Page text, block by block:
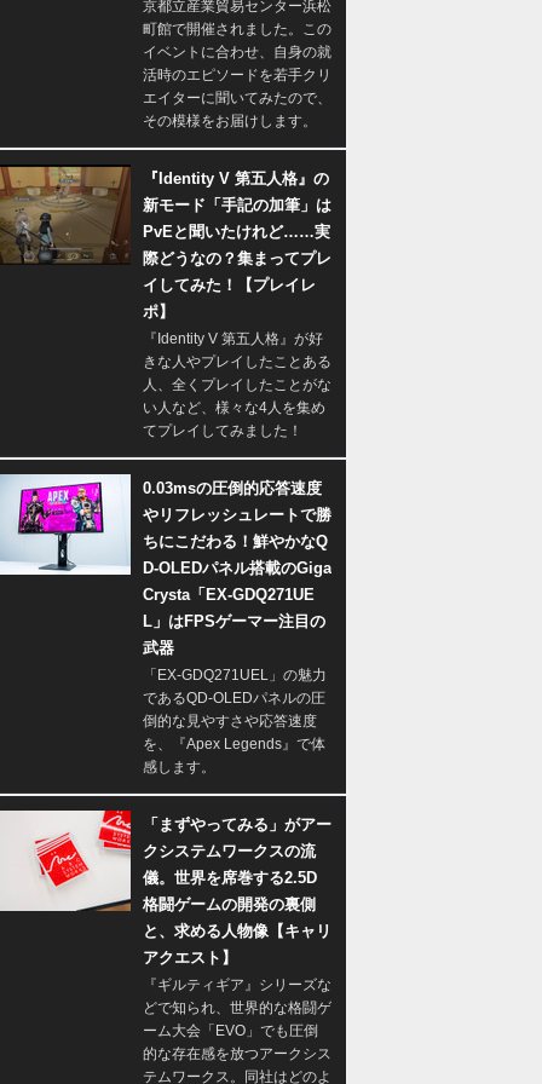
京都立産業貿易センター浜松
町館で開催されました。この
イベントに合わせ、自身の就
活時のエピソードを若手クリ
エイターに聞いてみたので、
その模様をお届けします。
『Identity V 第五人格』の
新モード「手記の加筆」は
PvEと聞いたけれど……実
際どうなの？集まってプレ
イしてみた！【プレイレ
ポ】
『Identity V 第五人格』が好
きな人やプレイしたことある
人、全くプレイしたことがな
い人など、様々な4人を集め
てプレイしてみました！
0.03msの圧倒的応答速度
やリフレッシュレートで勝
ちにこだわる！鮮やかなQ
D-OLEDパネル搭載のGiga
Crysta「EX-GDQ271UE
L」はFPSゲーマー注目の
武器
「EX-GDQ271UEL」の魅力
であるQD-OLEDパネルの圧
倒的な見やすさや応答速度
を、『Apex Legends』で体
感します。
「まずやってみる」がアー
クシステムワークスの流
儀。世界を席巻する2.5D
格闘ゲームの開発の裏側
と、求める人物像【キャリ
アクエスト】
『ギルティギア』シリーズな
どで知られ、世界的な格闘ゲ
ーム大会「EVO」でも圧倒
的な存在感を放つアークシス
テムワークス。同社はどのよ